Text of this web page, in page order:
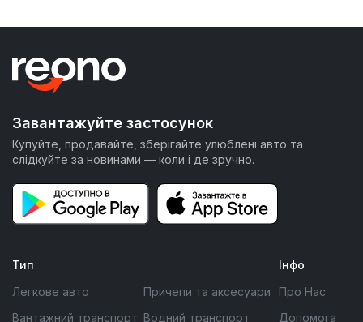
Завантажуйте застосунок
Купуйте, продавайте, зберігайте улюблені авто та
слідкуйте за новинами — коли і де зручно.
Тип
Легкове авто
Вантажний транспорт
Причепи та аксесуари
Водний транспорт
Інфо
Про Нас
Допомога